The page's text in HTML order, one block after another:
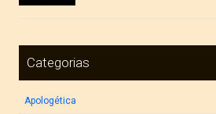
Categorias
Apologética